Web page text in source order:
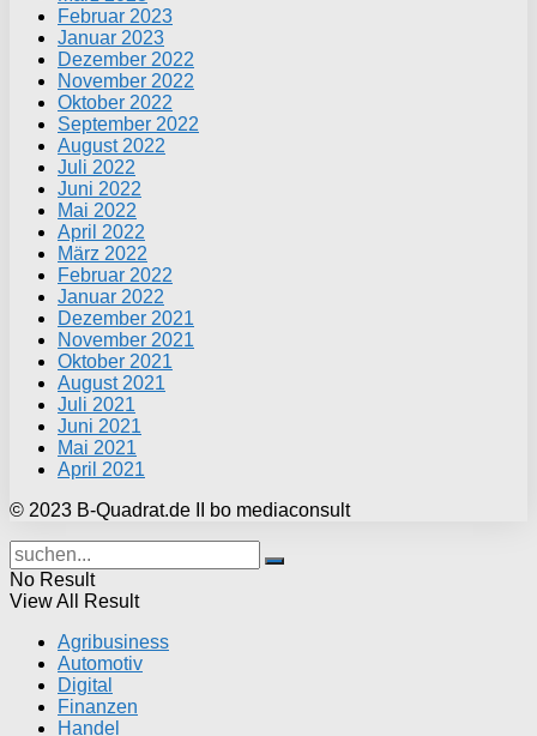
Februar 2023
Januar 2023
Dezember 2022
November 2022
Oktober 2022
September 2022
August 2022
Juli 2022
Juni 2022
Mai 2022
April 2022
März 2022
Februar 2022
Januar 2022
Dezember 2021
November 2021
Oktober 2021
August 2021
Juli 2021
Juni 2021
Mai 2021
April 2021
© 2023 B-Quadrat.de II bo mediaconsult
No Result
View All Result
Agribusiness
Automotiv
Digital
Finanzen
Handel